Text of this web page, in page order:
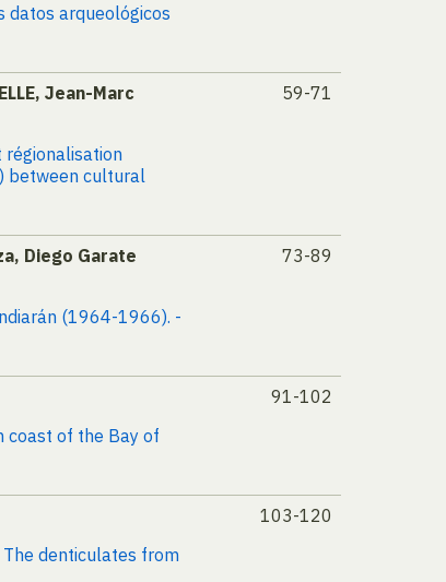
datos arqueológicos
Jean-Marc
between cultural
59-71
Diego Garate
(1964-1966). -
73-89
coast of the Bay of
91-102
denticulates from
103-120